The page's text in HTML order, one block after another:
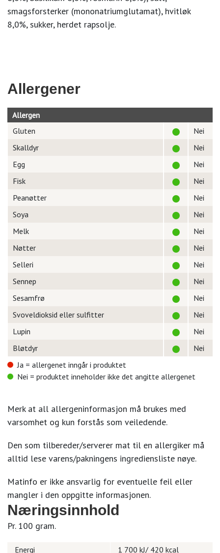
smagsforsterker (mononatriumglutamat), hvitløk
8,0%, sukker, herdet rapsolje.
Allergener
Allergen
Gluten
Nei
Skalldyr
Nei
Egg
Nei
Fisk
Nei
Peanøtter
Nei
Soya
Nei
Melk
Nei
Nøtter
Nei
Selleri
Nei
Sennep
Nei
Sesamfrø
Nei
Svoveldioksid eller sulfitter
Nei
Lupin
Nei
Bløtdyr
Nei
Ja = allergenet inngår i produktet
Nei = produktet inneholder ikke det angitte allergenet
Merk at all allergeninformasjon må brukes med
varsomhet og kun forstås som veiledende.
Den som tilbereder/serverer mat til en allergiker må
alltid lese varens/pakningens ingrediensliste nøye.
Matinfo er ikke ansvarlig for eventuelle feil eller
mangler i den oppgitte informasjonen.
Næringsinnhold
Pr. 100 gram.
Energi 1 700 kJ/ 420 kcal